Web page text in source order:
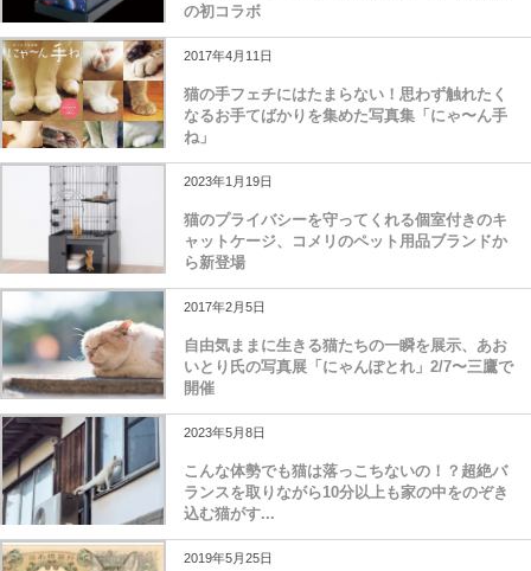
の初コラボ
2017年4月11日
猫の手フェチにはたまらない！思わず触れたく
なるお手てばかりを集めた写真集「にゃ〜ん手
ね」
2023年1月19日
猫のプライバシーを守ってくれる個室付きのキ
ャットケージ、コメリのペット用品ブランドか
ら新登場
2017年2月5日
自由気ままに生きる猫たちの一瞬を展示、あお
いとり氏の写真展「にゃんぽとれ」2/7〜三鷹で
開催
2023年5月8日
こんな体勢でも猫は落っこちないの！？超絶バ
ランスを取りながら10分以上も家の中をのぞき
込む猫がす...
2019年5月25日